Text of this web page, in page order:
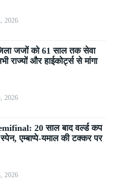
2026
जजों को 61 साल तक सेवा
राज्यों और हाईकोर्ट्स से मांगा
2026
20 साल बाद वर्ल्ड कप
एम्बाप्पे-यमाल की टक्कर पर
2026